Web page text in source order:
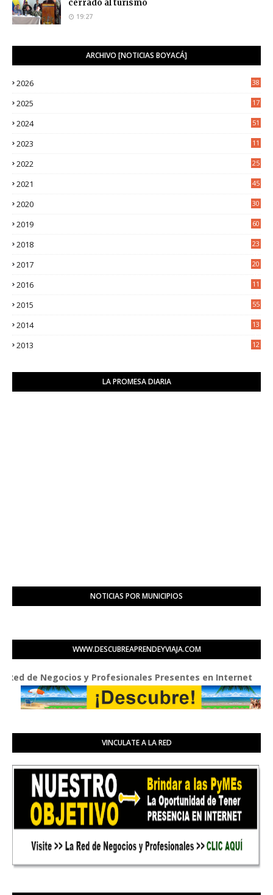
cerrado al turismo
19:27
ARCHIVO [NOTICIAS BOYACÁ]
2026 38
2025
17
2024 51
2023
11
2022
25
2021
45
2020
30
2019 60
2018
23
2017
20
2016
11
2015 55
2014
13
2013
12
LA PROMESA DIARIA
NOTICIAS POR MUNICIPIOS
WWW.DESCUBREAPRENDEYVIAJA.COM
Negocios y Profesionales Presentes en Internet
VINCULATE A LA RED